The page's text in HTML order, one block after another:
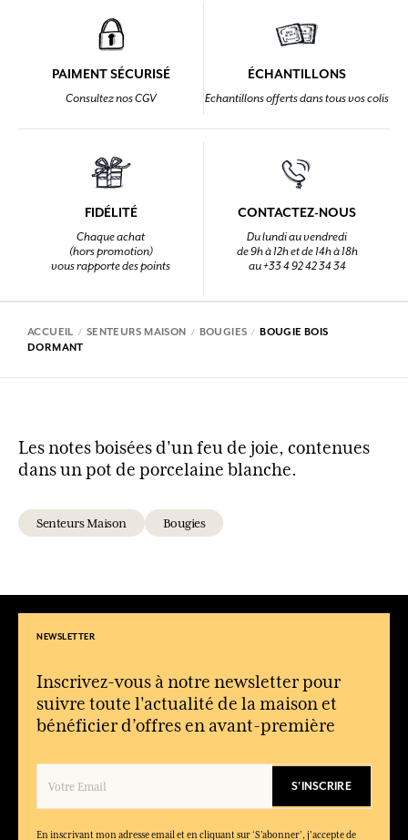
PAIMENT SÉCURISÉ
Consultez nos CGV
ÉCHANTILLONS
Echantillons offerts dans tous vos colis
FIDÉLITÉ
Chaque achat
(hors promotion)
vous rapporte des points
CONTACTEZ-NOUS
Du lundi au vendredi
de 9h à 12h et de 14h à 18h
au +33 4 92 42 34 34
ACCUEIL SENTEURS MAISON BOUGIES
BOUGIE BOIS
DORMANT
Les notes boisées d'un feu de joie, contenues
dans un pot de porcelaine blanche.
Senteurs Maison Bougies
NEWSLETTER
Inscrivez-vous à notre newsletter pour
suivre toute l'actualité de la maison et
bénéficier d’offres en avant-première
S'INSCRIRE
En inscrivant mon adresse email et en cliquant sur ‘S’abonner’, j'accepte de